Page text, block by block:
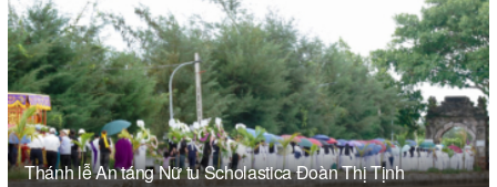
Thánh lễ An táng Nữ tu Scholastica Đoàn Thị Tịnh